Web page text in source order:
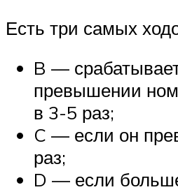
Есть три самых
B —
превышении
в 3-5 раз;
C — если он
раз;
D — если